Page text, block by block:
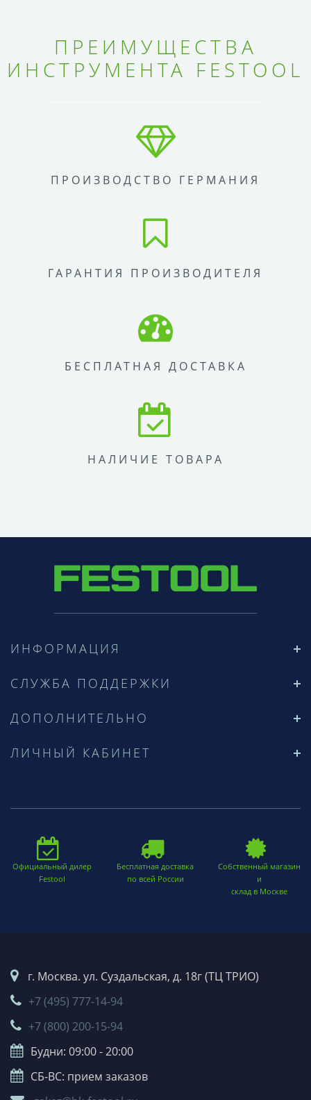
ПРЕИМУЩЕСТВА
ИНСТРУМЕНТА FESTOOL
ПРОИЗВОДСТВО ГЕРМАНИЯ
ГАРАНТИЯ ПРОИЗВОДИТЕЛЯ
БЕСПЛАТНАЯ ДОСТАВКА
НАЛИЧИЕ ТОВАРА
ИНФОРМАЦИЯ
СЛУЖБА ПОДДЕРЖКИ
ДОПОЛНИТЕЛЬНО
ЛИЧНЫЙ КАБИНЕТ
Официальный дилер
Festool
Бесплатная доставка
по всей России
Собственный магазин
и
склад в Москве
г. Москва. ул. Суздальская, д. 18г (ТЦ ТРИО)
+7 (495) 777-14-94
+7 (800) 200-15-94
Будни: 09:00 - 20:00
СБ-ВС: прием заказов